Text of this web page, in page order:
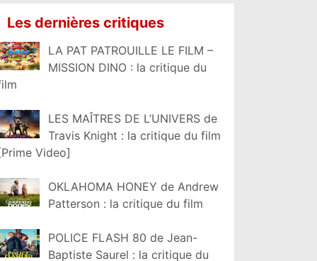
Les dernières critiques
LA PAT PATROUILLE LE FILM –
MISSION DINO : la critique du
LES MAÎTRES DE L’UNIVERS de
Travis Knight : la critique du film
Video]
OKLAHOMA HONEY de Andrew
Patterson : la critique du film
POLICE FLASH 80 de Jean-
Baptiste Saurel : la critique du